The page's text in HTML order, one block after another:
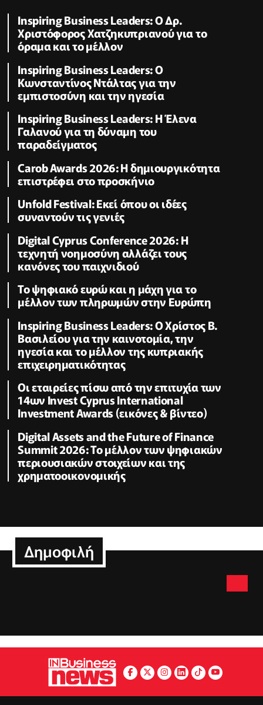
Inspiring Business Leaders: Ο Δρ.
Χριστόφορος Χατζηκυπριανού για το
όραμα και το μέλλον
Inspiring Business Leaders: Ο
Κωνσταντίνος Ντάλτας για την
εμπιστοσύνη και την ηγεσία
Inspiring Business Leaders: Η Έλενα
Γαλανού για τη δύναμη του
παραδείγματος
Carob Awards 2026: Η δημιουργικότητα
επιστρέφει στο προσκήνιο
Unfold Festival: Εκεί όπου οι ιδέες
συναντούν τις γενιές
Digital Cyprus Conference 2026: Η
τεχνητή νοημοσύνη αλλάζει τους
κανόνες του παιχνιδιού
Το ψηφιακό ευρώ και η μάχη για το
μέλλον των πληρωμών στην Ευρώπη
Inspiring Business Leaders: Ο Χρίστος B.
Βασιλείου για την καινοτομία, την
ηγεσία και το μέλλον της κυπριακής
επιχειρηματικότητας
Οι εταιρείες πίσω από την επιτυχία των
14ων Invest Cyprus International
Investment Awards (εικόνες & βίντεο)
Digital Assets and the Future of Finance
Summit 2026: Το μέλλον των ψηφιακών
περιουσιακών στοιχείων και της
χρηματοοικονομικής
Δημοφιλή